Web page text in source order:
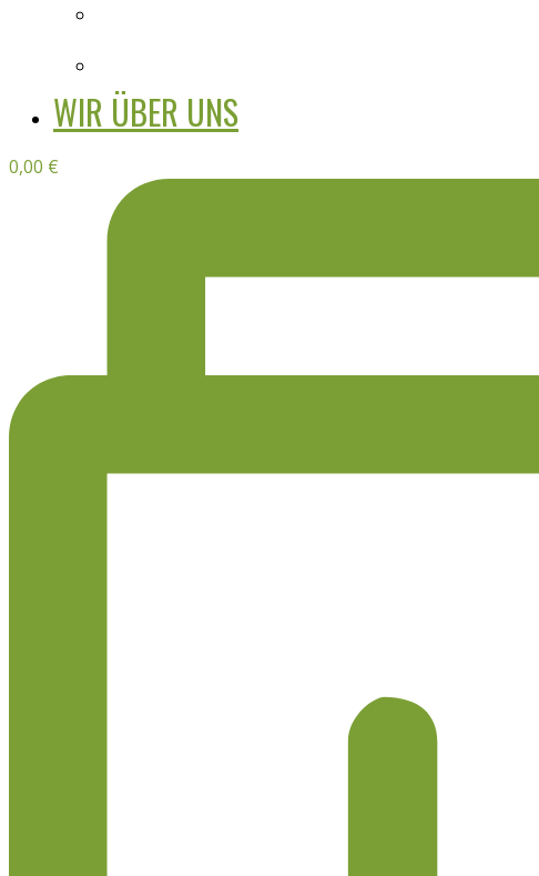
WIR ÜBER UNS
0,00 €